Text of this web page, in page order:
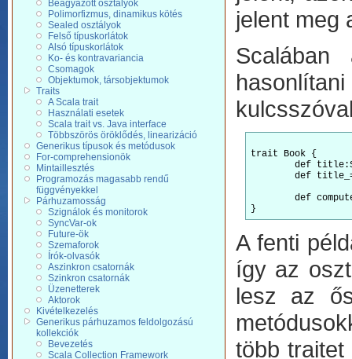
Beágyazott osztályok
Polimorfizmus, dinamikus kötés
Sealed osztályok
Felső típuskorlátok
Alsó típuskorlátok
Ko- és kontravariancia
Csomagok
Objektumok, társobjektumok
Traits
A Scala trait
Használati esetek
Scala trait vs. Java interface
Többszörös öröklődés, linearizáció
Generikus típusok és metódusok
For-comprehensionök
Mintaillesztés
Programozás magasabb rendű
függvényekkel
Párhuzamosság
Szignálok és monitorok
SyncVar-ok
Future-ök
Szemaforok
Írók-olvasók
Aszinkron csatornák
Szinkron csatornák
Üzenetterek
Aktorok
Kivételkezelés
Generikus párhuzamos feldolgozású
kollekciók
Bevezetés
Scala Collection Framework
jelent meg
trait Book {
A fenti
így az
lesz az
több